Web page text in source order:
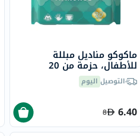
ماكوكو مناديل مبللة
للأطفال، حزمة من 20
التوصيل اليوم
6.40
8